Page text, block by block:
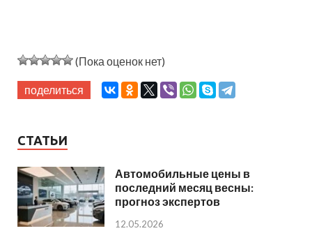
(Пока оценок нет)
поделиться
СТАТЬИ
Автомобильные цены в
последний месяц весны:
прогноз экспертов
12.05.2026